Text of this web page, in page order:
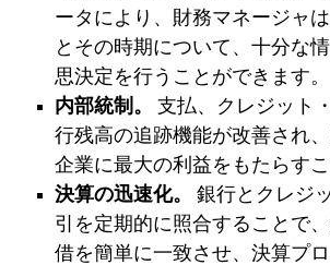
ータにより、財務マネージャ
とその時期について、十分な
思決定を行うことができます。
内部統制。
支払、クレジット
行残高の追跡機能が改善され
企業に最大の利益をもたらすこ
決算の迅速化。
銀行とクレジ
引を定期的に照合することで
借を簡単に一致させ、決算プ